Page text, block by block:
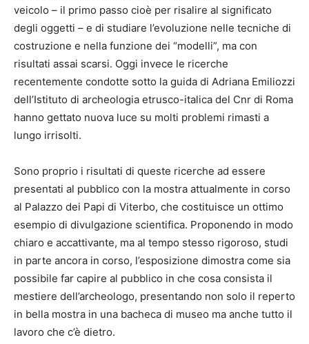
veicolo – il primo passo cioè per risalire al significato
degli oggetti – e di studiare l’evoluzione nelle tecniche di
costruzione e nella funzione dei “modelli”, ma con
risultati assai scarsi. Oggi invece le ricerche
recentemente condotte sotto la guida di Adriana Emiliozzi
dell’Istituto di archeologia etrusco-italica del Cnr di Roma
hanno gettato nuova luce su molti problemi rimasti a
lungo irrisolti.
Sono proprio i risultati di queste ricerche ad essere
presentati al pubblico con la mostra attualmente in corso
al Palazzo dei Papi di Viterbo, che costituisce un ottimo
esempio di divulgazione scientifica. Proponendo in modo
chiaro e accattivante, ma al tempo stesso rigoroso, studi
in parte ancora in corso, l’esposizione dimostra come sia
possibile far capire al pubblico in che cosa consista il
mestiere dell’archeologo, presentando non solo il reperto
in bella mostra in una bacheca di museo ma anche tutto il
lavoro che c’è dietro.